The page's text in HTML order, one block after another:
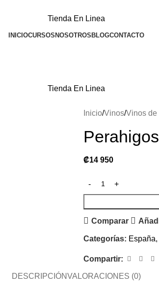
Tienda En Linea
INICIOCURSOSNOSOTROSBLOGCONTACTO
Tienda En Linea
Inicio Vinos Vinos de
₡14 950
Comparar
Categorías: España,
Compartir:
DESCRIPCIÓNVALORACIONES (0)